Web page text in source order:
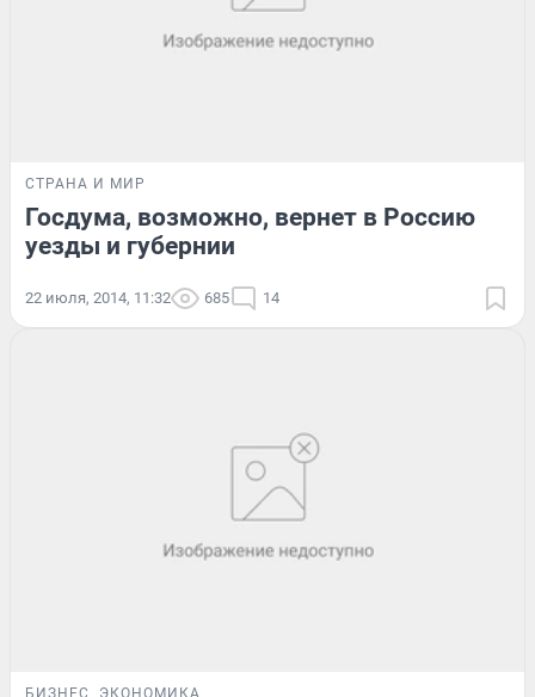
СТРАНА И МИР
Госдума, возможно, вернет в Россию
уезды и губернии
22 июля, 2014, 11:32 685 14
БИЗНЕС ЭКОНОМИКА